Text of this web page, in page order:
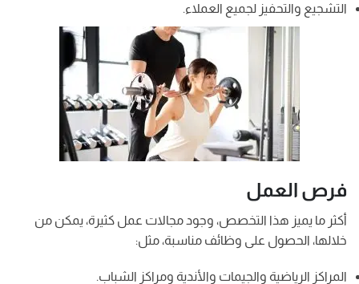
التشجيع والتحفيز لجميع العملاء.
فرص العمل
أكثر ما يميز هذا التخصص، وجود مجالات عمل كثيرة، يمكن من
خلالها، الحصول على وظائف مناسبة، مثل:
المراكز الرياضية والجيمات والأندية ومراكز الشباب.